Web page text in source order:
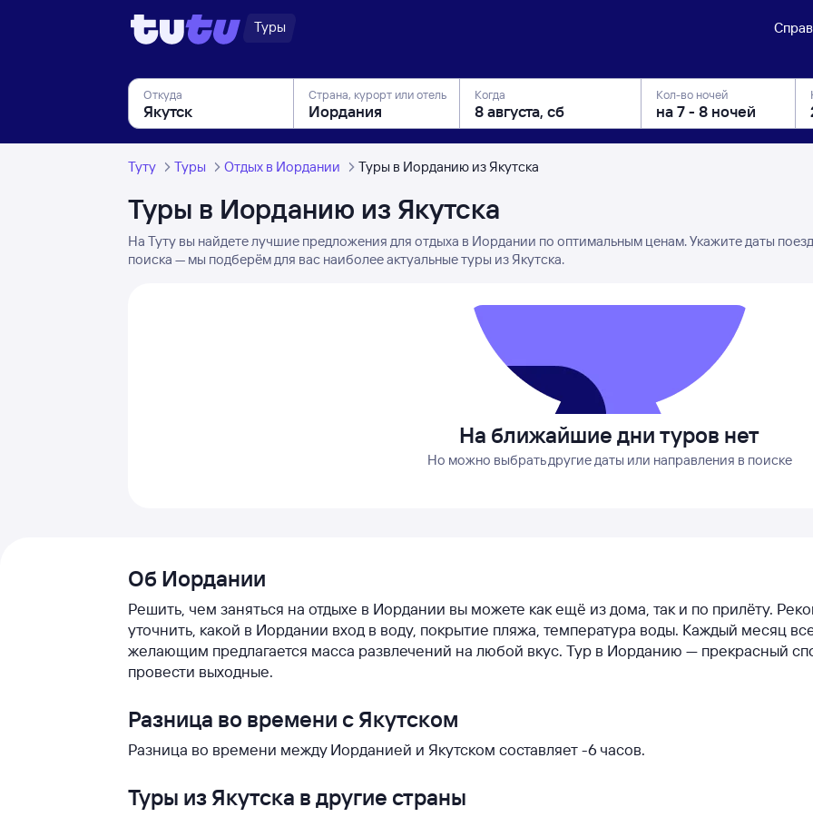
Туры
Откуда Страна, курорт или отель Когда Кол-во ночей
Туту Туры Отдых в Иордании Туры в Иорданию из Якутска
Туры в Иорданию из Якутска
На Туту вы найдете лучшие предложения для отдыха в Иордании по оптимальным ценам. Укажите даты
поиска — мы подберём для вас наиболее актуальные туры из Якутска.
На ближайшие дни туров нет
Но можно выбрать другие даты или направления в поиске
Об Иордании
Решить, чем заняться на отдыхе в Иордании вы можете как ещё из дома, так и по прилёту.
уточнить, какой в Иордании вход в воду, покрытие пляжа, температура воды. Каждый месяц
желающим предлагается масса развлечений на любой вкус. Тур в Иорданию — прекрасный
провести выходные.
Разница во времени с Якутском
Разница во времени между Иорданией и Якутском составляет -6 часов.
Туры из Якутска в другие страны